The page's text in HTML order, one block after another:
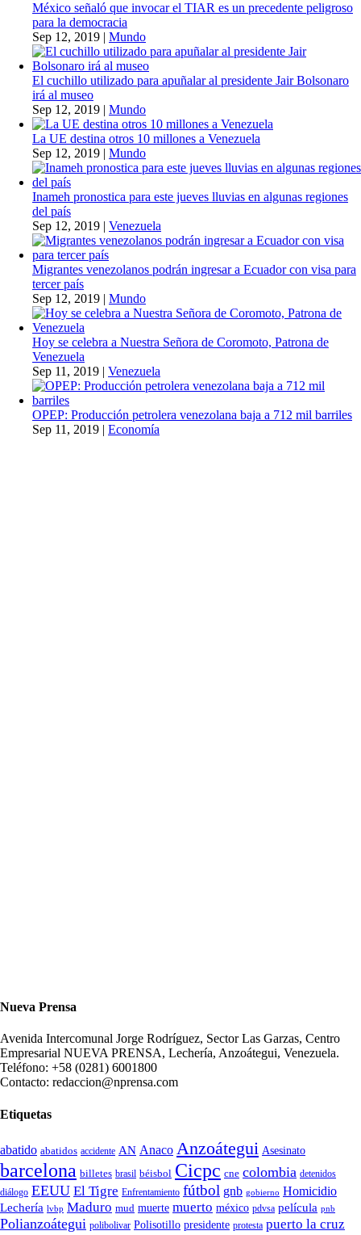
México señaló que invocar el TIAR es un precedente peligroso
para la democracia
Sep 12, 2019 | Mundo
El cuchillo utilizado para apuñalar al presidente Jair Bolsonaro
irá al museo
Sep 12, 2019 | Mundo
La UE destina otros 10 millones a Venezuela
Sep 12, 2019 | Mundo
Inameh pronostica para este jueves lluvias en algunas regiones
del país
Sep 12, 2019 | Venezuela
Migrantes venezolanos podrán ingresar a Ecuador con visa para
tercer país
Sep 12, 2019 | Mundo
Hoy se celebra a Nuestra Señora de Coromoto, Patrona de
Venezuela
Sep 11, 2019 | Venezuela
OPEP: Producción petrolera venezolana baja a 712 mil barriles
Sep 11, 2019 | Economía
Nueva Prensa
Avenida Intercomunal Jorge Rodríguez, Sector Las Garzas, Centro
Empresarial NUEVA PRENSA, Lechería, Anzoátegui, Venezuela.
Teléfono: +58 (0281) 6001800
Contacto: redaccion@nprensa.com
Etiquetas
abatido abatidos accidente AN Anaco Anzoátegui Asesinato
barcelona billetes brasil béisbol Cicpc cne colombia detenidos
diálogo EEUU El Tigre Enfrentamiento fútbol gnb gobierno Homicidio
Lechería lvbp Maduro mud muerte muerto méxico pdvsa película pnb
Polianzoátegui polibolivar Polisotillo presidente protesta puerto la cruz